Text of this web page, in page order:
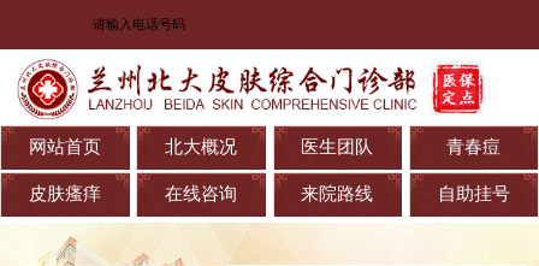
网站首页 北大概况 医生团队 青春痘
皮肤瘙痒 在线咨询 来院路线 自助挂号